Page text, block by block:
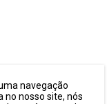
navegação
no nosso site, nós